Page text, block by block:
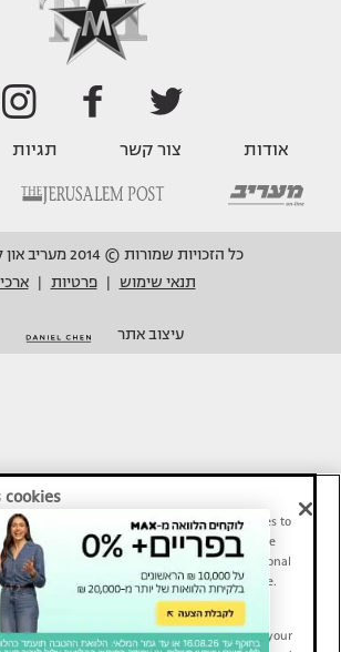
אודות צור קשר תגיות
כל הזכויות שמורות © 2014 מעריב און ליין בע"מ.
תנאי שימוש
פרטיות
עיצוב אתר
cookies
TMI and Sport1 content online, we use cookies to
and to analyze our traffic. These tools are
for our website functionality. Others are optional
and Sport1 activity and your online experience.
cookies?
information about your use of our site and your